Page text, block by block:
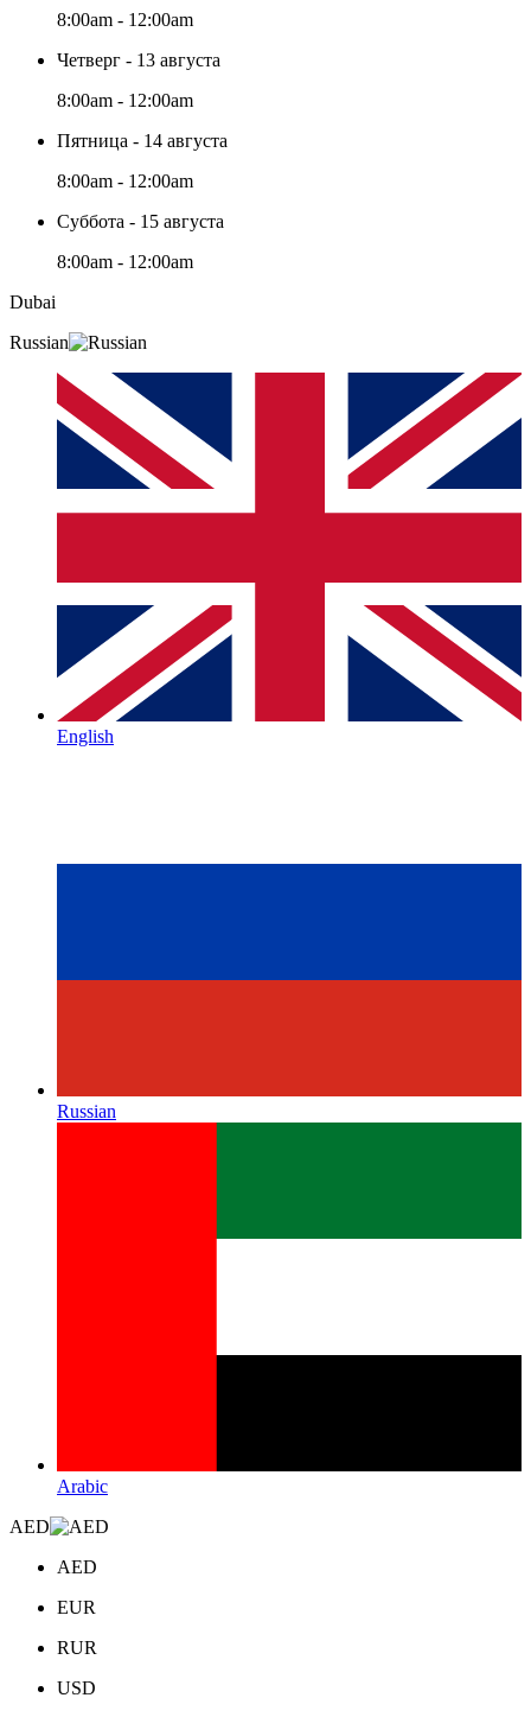
8:00am - 12:00am
Четверг - 13 августа
8:00am - 12:00am
Пятница - 14 августа
8:00am - 12:00am
Суббота - 15 августа
8:00am - 12:00am
Dubai
Russian
English
Russian
Arabic
AED
AED
EUR
RUR
USD